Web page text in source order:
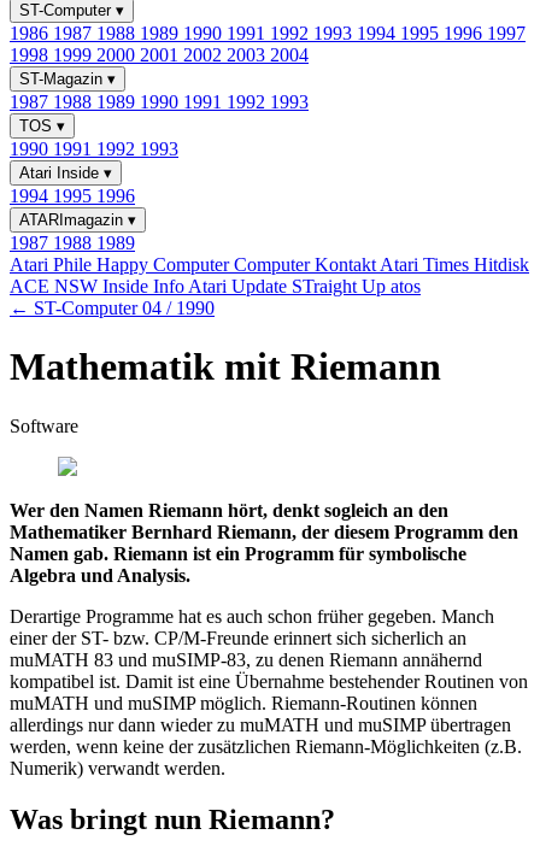
ST-Computer ▾
1986 1987 1988 1989 1990 1991 1992 1993 1994 1995 1996 1997
1998 1999 2000 2001 2002 2003 2004
ST-Magazin ▾
1987 1988 1989 1990 1991 1992 1993
TOS ▾
1990 1991 1992 1993
Atari Inside ▾
1994 1995 1996
ATARImagazin ▾
1987 1988 1989
Atari Phile Happy ComputerComputer Kontakt Atari Times Hitdisk
ACE NSW Inside Info Atari Update STraight Up atos
← ST-Computer 04 / 1990
Mathematik mit Riemann
Software
Wer den Namen Riemann hört, denkt sogleich an den
Mathematiker Bernhard Riemann, der diesem Programm den
Namen gab. Riemann ist ein Programm für symbolische
Algebra und Analysis.
Derartige Programme hat es auch schon früher gegeben. Manch
einer der ST- bzw. CP/M-Freunde erinnert sich sicherlich an
muMATH 83 und muSIMP-83, zu denen Riemann annähernd
kompatibel ist. Damit ist eine Übernahme bestehender Routinen von
muMATH und muSIMP möglich. Riemann-Routinen können
allerdings nur dann wieder zu muMATH und muSIMP übertragen
werden, wenn keine der zusätzlichen Riemann-Möglichkeiten (z.B.
Numerik) verwandt werden.
Was bringt nun Riemann?